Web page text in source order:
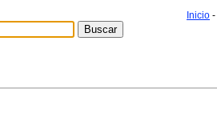
Inicio -